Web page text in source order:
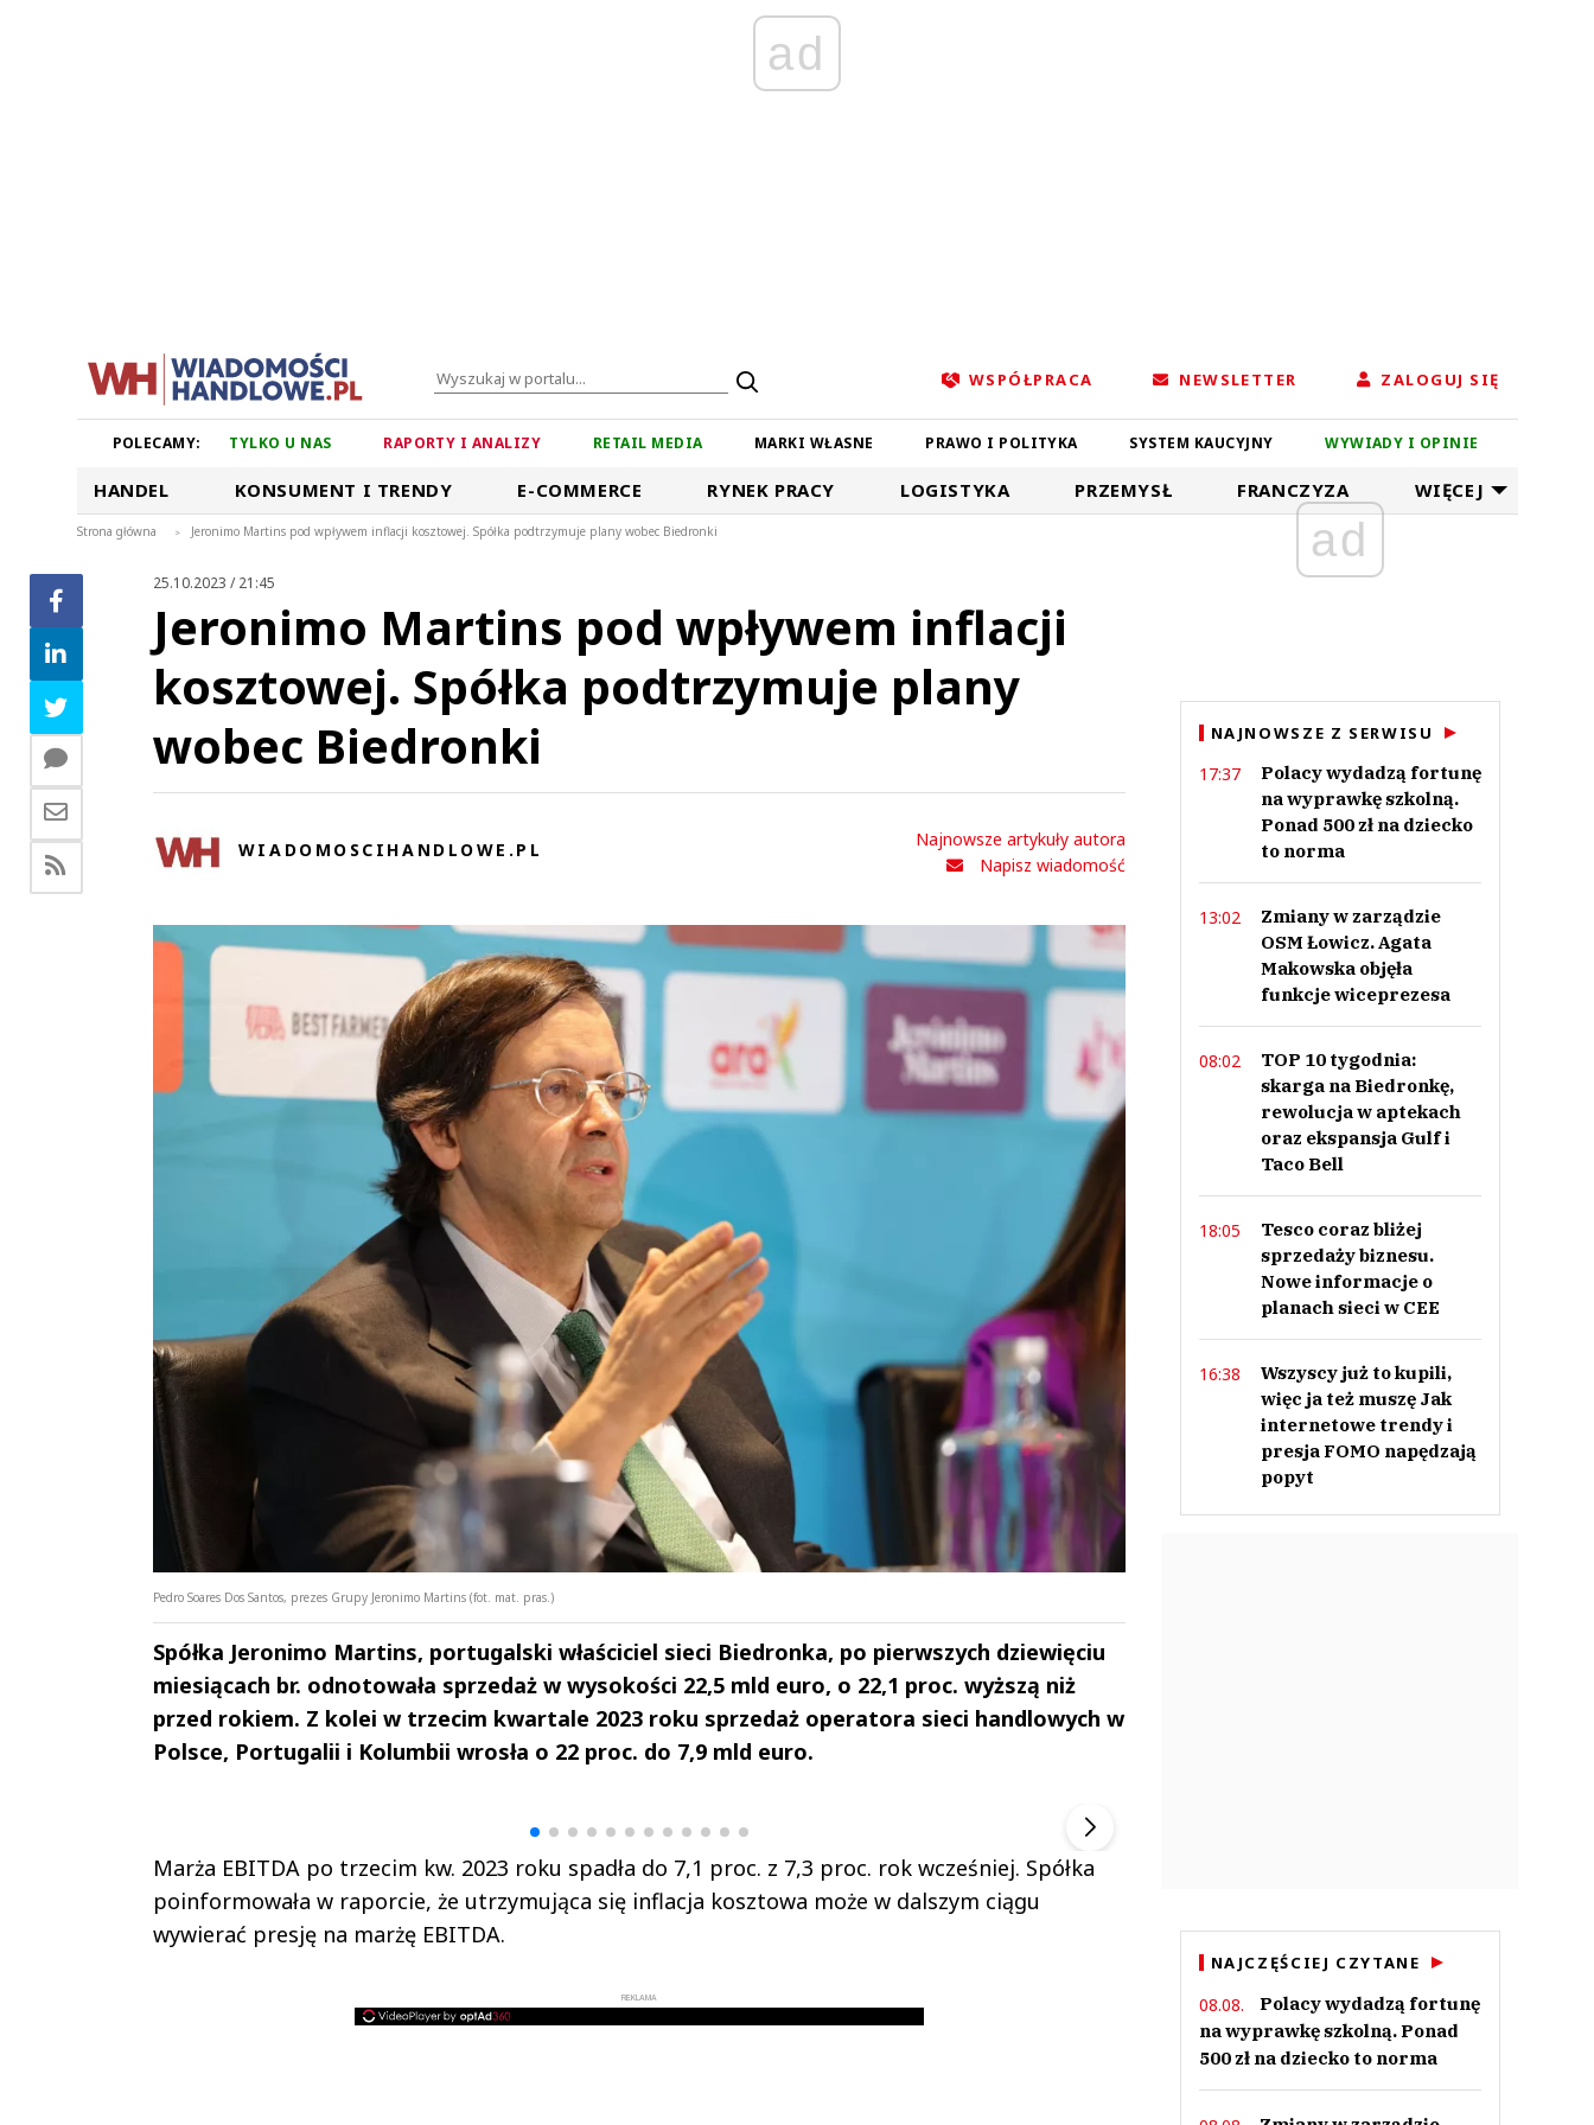
ad
WSPÓŁPRACA NEWSLETTER ZALOGUJ SIĘ
POLECAMY: TYLKO U NAS RAPORTY I ANALIZY RETAIL MEDIA MARKI WŁASNE PRAWO I POLITYKA SYSTEM KAUCYJNY WYWIADY I OPINIE
HANDEL KONSUMENT I TRENDY E-COMMERCE RYNEK PRACY LOGISTYKA PRZEMYSŁ FRANCZYZA WIĘCEJ
Strona główna > Jeronimo Martins pod wpływem inflacji kosztowej. Spółka podtrzymuje plany wobec Biedronki
25.10.2023 / 21:45
Jeronimo Martins pod wpływem inflacji
kosztowej. Spółka podtrzymuje plany
wobec Biedronki
WIADOMOSCIHANDLOWE.PL
Najnowsze artykuły autora
Napisz wiadomość
Pedro Soares Dos Santos, prezes Grupy Jeronimo Martins (fot. mat. pras.)
Spółka Jeronimo Martins, portugalski właściciel sieci Biedronka, po pierwszych dziewięciu
miesiącach br. odnotowała sprzedaż w wysokości 22,5 mld euro, o 22,1 proc. wyższą niż
przed rokiem. Z kolei w trzecim kwartale 2023 roku sprzedaż operatora sieci handlowych w
Polsce, Portugalii i Kolumbii wrosła o 22 proc. do 7,9 mld euro.
Marża EBITDA po trzecim kw. 2023 roku spadła do 7,1 proc. z 7,3 proc. rok wcześniej. Spółka
poinformowała w raporcie, że utrzymująca się inflacja kosztowa może w dalszym ciągu
wywierać presję na marżę EBITDA.
REKLAMA
Andrzej i Marta
Marta i Andrzej
ad
NAJNOWSZE Z SERWISU
17:37
Polacy wydadzą fortunę
na wyprawkę szkolną.
Ponad 500 zł na dziecko
to norma
13:02
Zmiany w zarządzie
OSM Łowicz. Agata
Makowska objęła
funkcje wiceprezesa
08:02
TOP 10 tygodnia:
skarga na Biedronkę,
rewolucja w aptekach
oraz ekspansja Gulf i
Taco Bell
18:05
Tesco coraz bliżej
sprzedaży biznesu.
Nowe informacje o
planach sieci w CEE
16:38
Wszyscy już to kupili,
więc ja też muszę Jak
internetowe trendy i
presja FOMO napędzają
popyt
NAJCZĘŚCIEJ CZYTANE
08.08.
Polacy wydadzą fortunę
na wyprawkę szkolną. Ponad
500 zł na dziecko to norma